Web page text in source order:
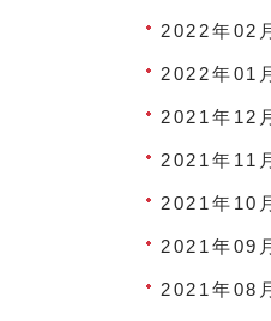
2022年02
2022年01
2021年12
2021年11
2021年10
2021年09
2021年08